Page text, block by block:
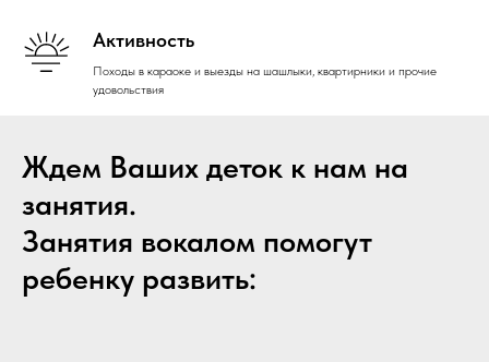
Активность
Походы в караоке и выезды на шашлыки, квартирники и прочие
удовольствия
Ждем Ваших деток к нам на
занятия.
Занятия вокалом помогут
ребенку развить: